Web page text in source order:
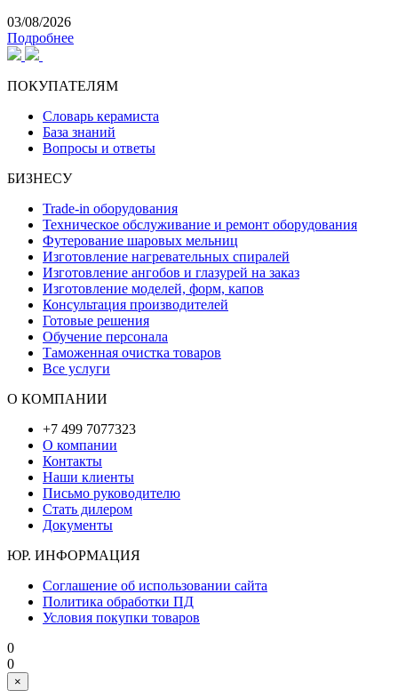
03/08/2026
Подробнее
ПОКУПАТЕЛЯМ
Словарь керамиста
База знаний
Вопросы и ответы
БИЗНЕСУ
Trade-in оборудования
Техническое обслуживание и ремонт оборудования
Футерование шаровых мельниц
Изготовление нагревательных спиралей
Изготовление ангобов и глазурей на заказ
Изготовление моделей, форм, капов
Консультация производителей
Готовые решения
Обучение персонала
Таможенная очистка товаров
Все услуги
О КОМПАНИИ
+7 499 7077323
О компании
Контакты
Наши клиенты
Письмо руководителю
Стать дилером
Документы
ЮР. ИНФОРМАЦИЯ
Соглашение об использовании сайта
Политика обработки ПД
Условия покупки товаров
0
0
×